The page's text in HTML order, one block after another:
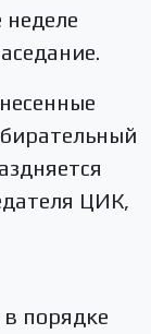
ЦИК,
порядке